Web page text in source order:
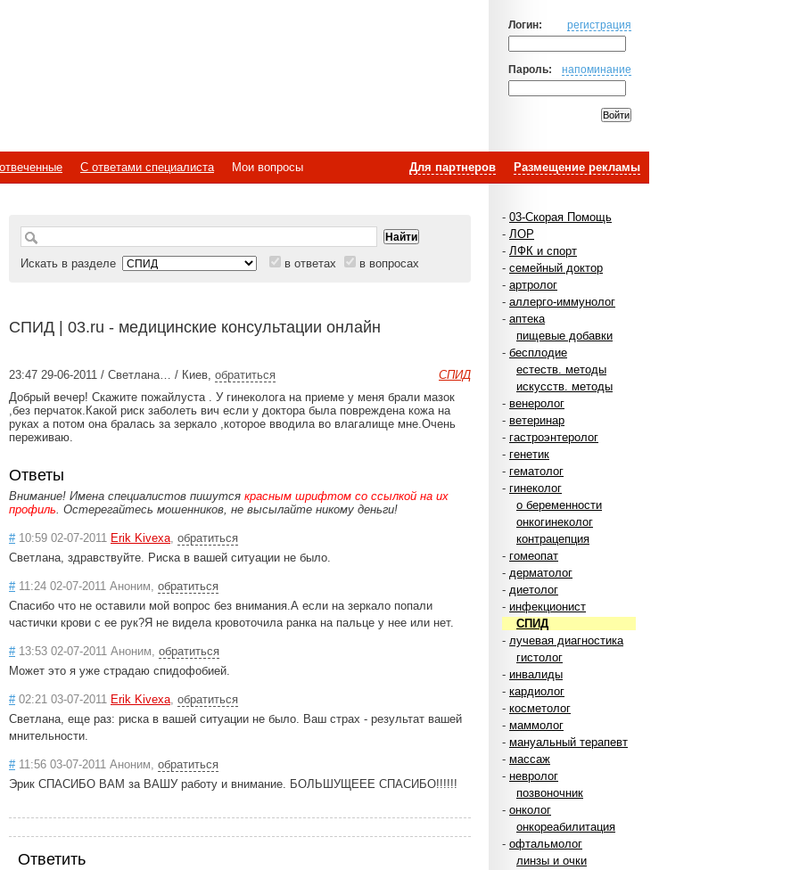
Логин: регистрация
Пароль: напоминание
Размещение рекламы
Для партнеров
С ответами специалиста
Мои вопросы
- 03-Скорая Помощь
- ЛОР
- ЛФК и спорт
- семейный доктор
- артролог
- аллерго-иммунолог
- аптека
пищевые добавки
- бесплодие
естеств. методы
искусств. методы
- венеролог
- ветеринар
- гастроэнтеролог
- генетик
- гематолог
- гинеколог
о беременности
онкогинеколог
контрацепция
- гомеопат
- дерматолог
- диетолог
- инфекционист
СПИД
- лучевая диагностика
гистолог
- инвалиды
- кардиолог
- косметолог
- маммолог
- мануальный терапевт
- массаж
- невролог
позвоночник
- онколог
онкореабилитация
- офтальмолог
линзы и очки
Искать в разделе в ответах в вопросах
СПИД | 03.ru - медицинские консультации онлайн
СПИД
23:47 29-06-2011 / Светлана… / Киев, обратиться
Добрый вечер! Скажите пожайлуста . У гинеколога на приеме у меня брали мазок
,без перчаток.Какой риск заболеть вич если у доктора была повреждена кожа на
руках а потом она бралась за зеркало ,которое вводила во влагалище мне.Очень
переживаю.
Ответы
Внимание! Имена специалистов пишутся красным шрифтом со ссылкой на их
профиль. Остерегайтесь мошенников, не высылайте никому деньги!
#10:59 02-07-2011 Erik Kivexa, обратиться
Светлана, здравствуйте. Риска в вашей ситуации не было.
#11:24 02-07-2011 Аноним, обратиться
Спасибо что не оставили мой вопрос без внимания.А если на зеркало попали
частички крови с ее рук?Я не видела кровоточила ранка на пальце у нее или нет.
#13:53 02-07-2011 Аноним, обратиться
Может это я уже страдаю спидофобией.
#02:21 03-07-2011 Erik Kivexa, обратиться
Светлана, еще раз: риска в вашей ситуации не было. Ваш страх - результат вашей
мнительности.
#11:56 03-07-2011 Аноним, обратиться
Эрик СПАСИБО ВАМ за ВАШУ работу и внимание. БОЛЬШУЩЕЕЕ СПАСИБО!!!!!!
Ответить